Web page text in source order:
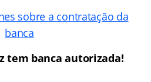
sobre a contratação da
banca
tem banca autorizada!